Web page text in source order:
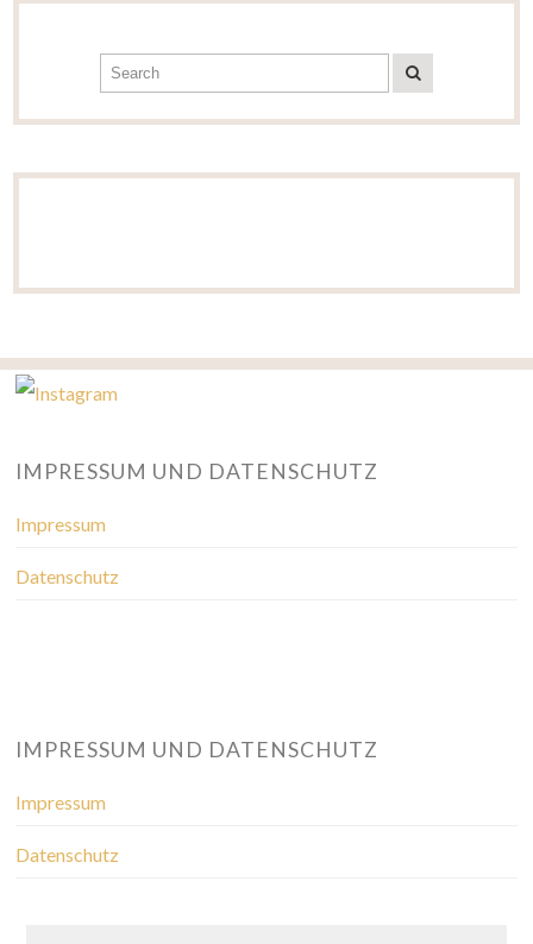
IMPRESSUM UND DATENSCHUTZ
Impressum
Datenschutz
IMPRESSUM UND DATENSCHUTZ
Impressum
Datenschutz